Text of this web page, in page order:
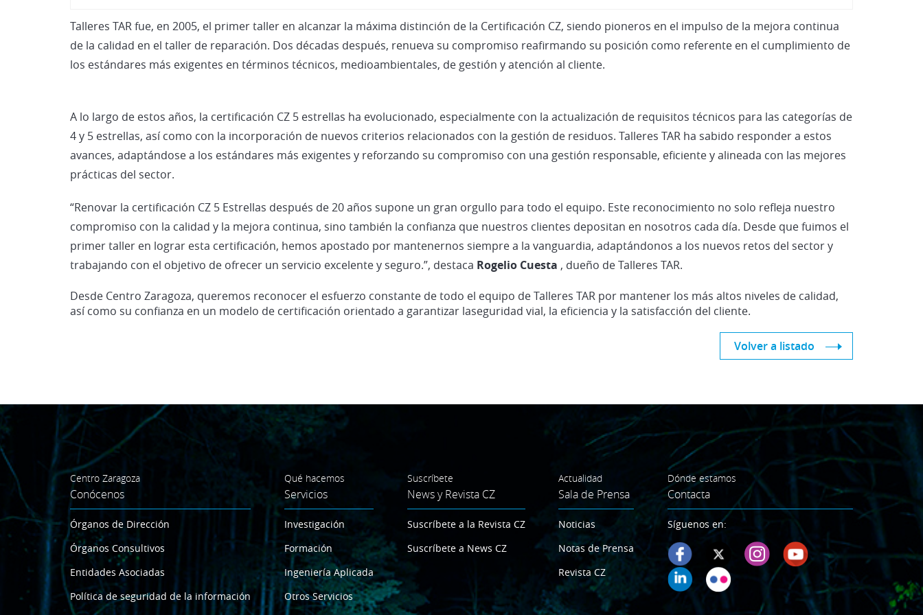
Talleres TAR fue, en 2005, el primer taller en alcanzar la máxima distinción de la Certificación CZ, siendo pioneros en el impulso de la mejora continua
de la calidad en el taller de reparación. Dos décadas después, renueva su compromiso reafirmando su posición como referente en el cumplimiento de
los estándares más exigentes en términos técnicos, medioambientales, de gestión y atención al cliente.
A lo largo de estos años, la certificación CZ 5 estrellas ha evolucionado, especialmente con la actualización de requisitos técnicos para las categorías de
4 y 5 estrellas, así como con la incorporación de nuevos criterios relacionados con la gestión de residuos. Talleres TAR ha sabido responder a estos
avances, adaptándose a los estándares más exigentes y reforzando su compromiso con una gestión responsable, eficiente y alineada con las mejores
prácticas del sector.
“Renovar la certificación CZ 5 Estrellas después de 20 años supone un gran orgullo para todo el equipo. Este reconocimiento no solo refleja nuestro
compromiso con la calidad y la mejora continua, sino también la confianza que nuestros clientes depositan en nosotros cada día. Desde que fuimos el
primer taller en lograr esta certificación, hemos apostado por mantenernos siempre a la vanguardia, adaptándonos a los nuevos retos del sector y
trabajando con el objetivo de ofrecer un servicio excelente y seguro.”, destaca Rogelio Cuesta , dueño de Talleres TAR.
Desde Centro Zaragoza, queremos reconocer el esfuerzo constante de todo el equipo de Talleres TAR por mantener los más altos niveles de calidad,
así como su confianza en un modelo de certificación orientado a garantizar laseguridad vial, la eficiencia y la satisfacción del cliente.
Volver a listado
Centro Zaragoza
Conócenos
Órganos de Dirección
Órganos Consultivos
Entidades Asociadas
Política de seguridad de la información
Qué hacemos
Servicios
Investigación
Formación
Ingeniería Aplicada
Otros Servicios
Suscríbete
News y Revista CZ
Suscríbete a la Revista CZ
Suscríbete a News CZ
Actualidad
Sala de Prensa
Noticias
Notas de Prensa
Revista CZ
Dónde estamos
Contacta
Síguenos en: